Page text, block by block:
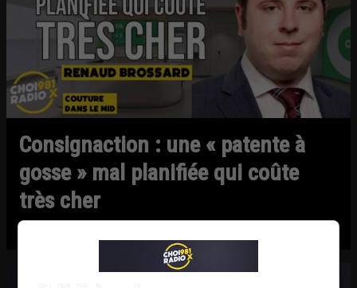
Consignaction : une « patente à
gosse » mal planifiée qui coûte
très cher
Entrevue avec Renaud Brossard